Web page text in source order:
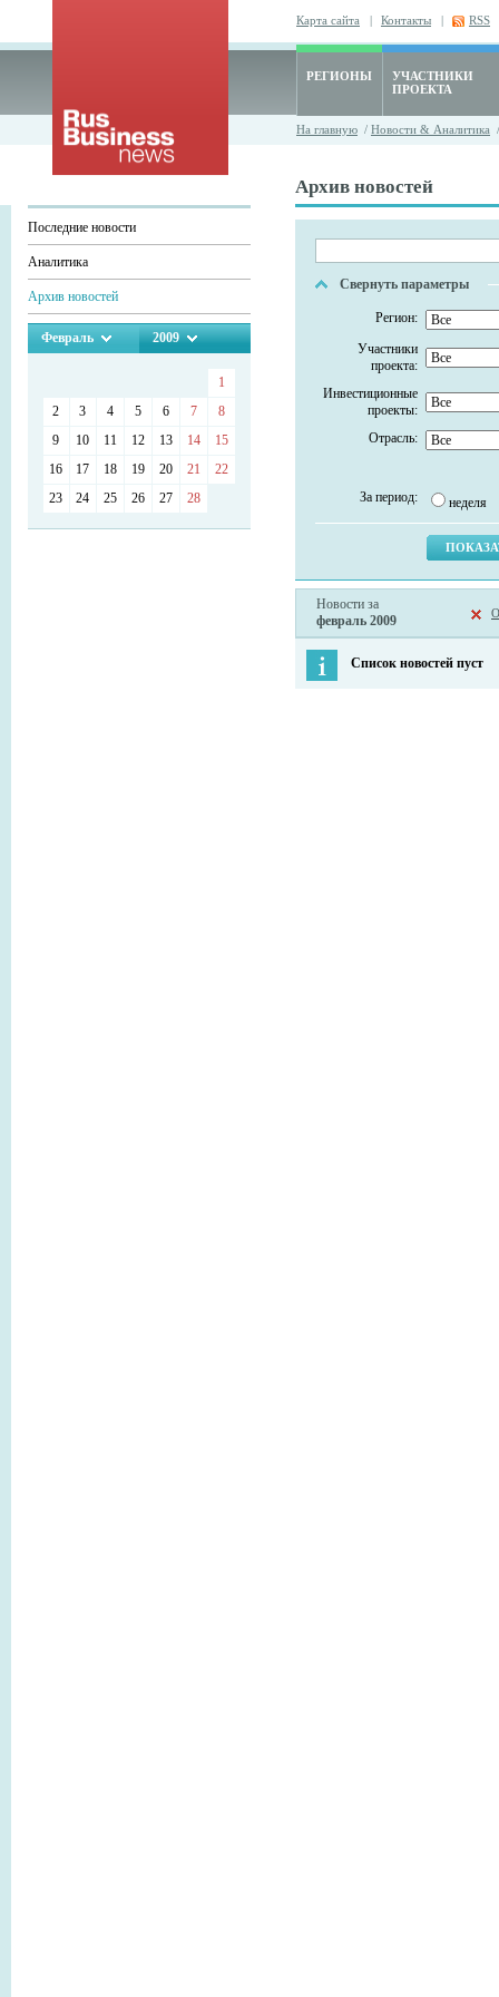
Карта сайта | Контакты | RSS
РЕГИОНЫ
УЧАСТНИКИ
ПРОЕКТА
На главную / Новости & Аналитика
Последние новости
Аналитика
Архив новостей
Февраль 2009
1
2
3 4 5 6 7
8
9
10 11 12 13 14
15
16
17 18 19 20 21
22
23
24 25 26 27 28
Архив новостей
Свернуть параметры
Регион:
Участники
проекта:
Инвестиционные
проекты:
Отрасль:
За период: неделя
Новости за
февраль 2009
Список новостей пуст